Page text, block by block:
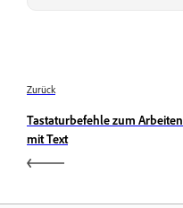
Zurück
Tastaturbefehle zum Arbeiten
mit Text